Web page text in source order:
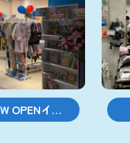
OPENイオ
み野